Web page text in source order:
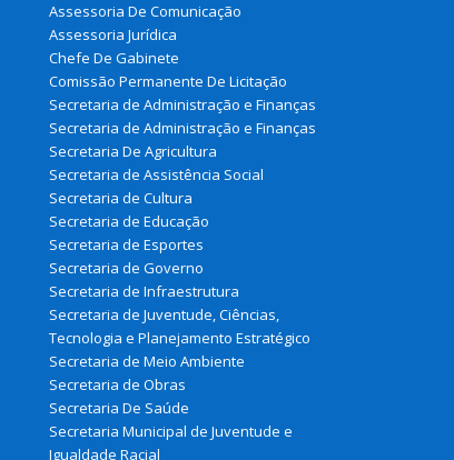
Assessoria De Comunicação
Assessoria Jurídica
Chefe De Gabinete
Comissão Permanente De Licitação
Secretaria de Administração e Finanças
Secretaria de Administração e Finanças
Secretaria De Agricultura
Secretaria de Assistência Social
Secretaria de Cultura
Secretaria de Educação
Secretaria de Esportes
Secretaria de Governo
Secretaria de Infraestrutura
Secretaria de Juventude, Ciências,
Tecnologia e Planejamento Estratégico
Secretaria de Meio Ambiente
Secretaria de Obras
Secretaria De Saúde
Secretaria Municipal de Juventude e
Igualdade Racial